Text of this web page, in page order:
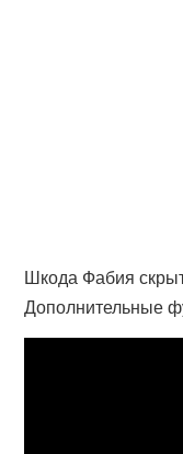
Шкода Фабия
Дополнительные